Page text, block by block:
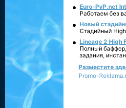
Euro-PvP.net
Работаем без
Новый
Стадийный
Lineage 2 High
Полный
задания,
Разместите
Promo-